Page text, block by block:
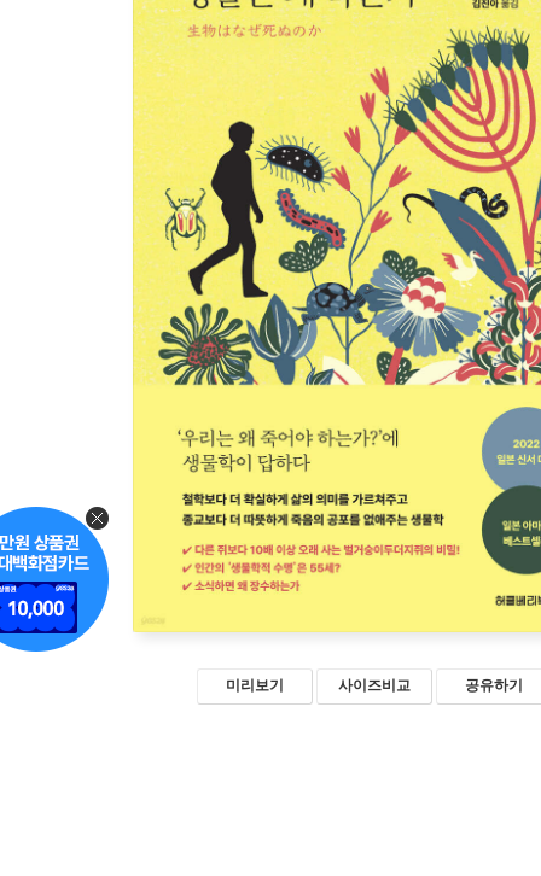
미리보기 사이즈비교 공유하기